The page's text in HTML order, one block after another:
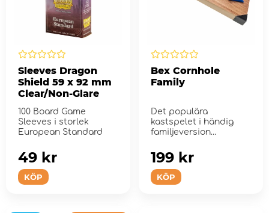
Sleeves Dragon
Shield 59 x 92 mm
Clear/Non-Glare
100 Board Game
Sleeves i storlek
European Standard
KÖP
49 kr
Bex Cornhole
Family
Det populära
kastspelet i händig
familjeversion
KÖP
199 kr